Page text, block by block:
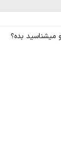
میشناسید بده؟